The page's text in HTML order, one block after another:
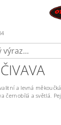
a levná
černobílá a světlá.